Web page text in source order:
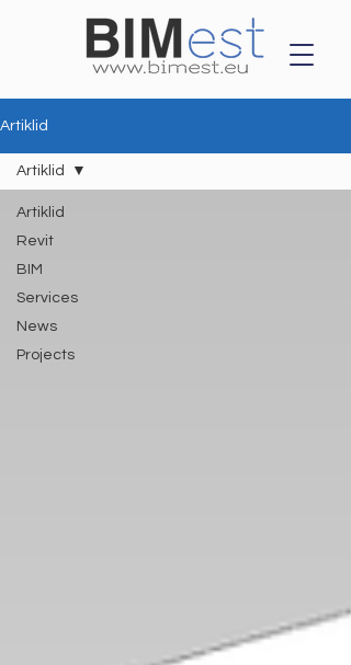
Artiklid
Artiklid
Revit
BIM
Services
News
Projects
Artiklid